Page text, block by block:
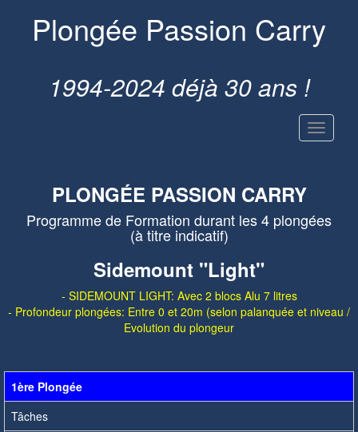
Plongée Passion Carry
1994-2024 déjà 30 ans !
PLONGÉE PASSION CARRY
Programme de Formation durant les 4 plongées
(à titre indicatif)
Sidemount "Light"
- SIDEMOUNT LIGHT: Avec 2 blocs Alu 7 litres
- Profondeur plongées: Entre 0 et 20m (selon palanquée et niveau /
Evolution du plongeur
1ère Plongée
Tâches